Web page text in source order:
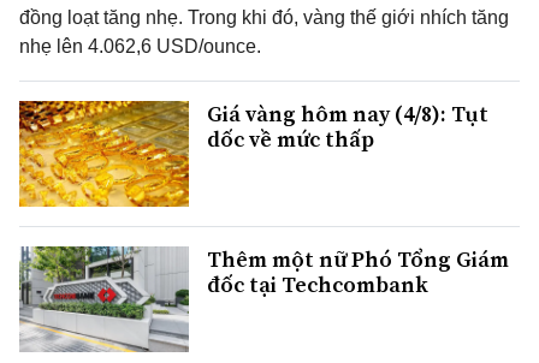
đồng loạt tăng nhẹ. Trong khi đó, vàng thế giới nhích tăng
nhẹ lên 4.062,6 USD/ounce.
Giá vàng hôm nay (4/8): Tụt
dốc về mức thấp
Thêm một nữ Phó Tổng Giám
đốc tại Techcombank